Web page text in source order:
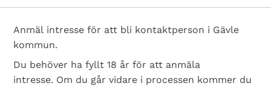
Anmäl intresse för att bli kontaktperson i Gävle
kommun.
Du behöver ha fyllt 18 år för att anmäla
intresse. Om du går vidare i processen kommer du